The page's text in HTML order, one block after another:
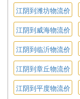
格
江阴到潍坊物流价
格
江阴到威海物流价
格
江阴到临沂物流价
格
江阴到章丘物流价
格
江阴到平度物流价